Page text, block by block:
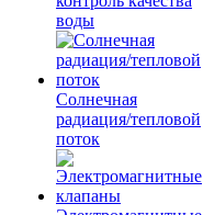
воды
Солнечная
радиация/тепловой
поток